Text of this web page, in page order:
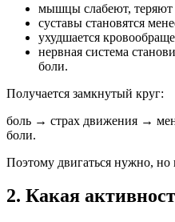
мышцы слабеют, теряют
суставы становятся
ухудшается
нервная система
боли.
Получается замкнутый круг:
боль → страх движения →
боли.
Поэтому двигаться нужно, но
2. Какая